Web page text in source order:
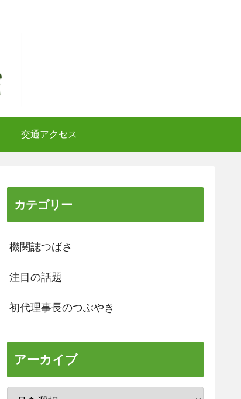
交通アクセス
カテゴリー
機関誌つばさ
注目の話題
初代理事長のつぶやき
アーカイブ